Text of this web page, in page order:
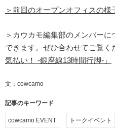
＞前回のオープンオフィスの様
＞カウカモ編集部のメンバー
できます。ぜひ合わせてご覧
気払い！ -銀座線13時間行脚-」
文：cowcamo
記事のキーワード
cowcamo EVENT トークイベント